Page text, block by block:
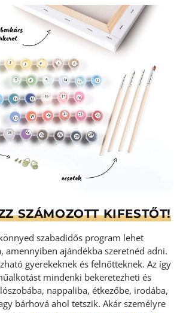
SZÁMOZOTT KIFESTŐT!
szabadidős program lehet
amennyiben ajándékba szeretnéd adni.
gyerekeknek és felnőtteknek. Az így
mindenki bekeretezheti és
nappaliba, étkezőbe, irodába,
bárhová ahol tetszik. Akár személyre